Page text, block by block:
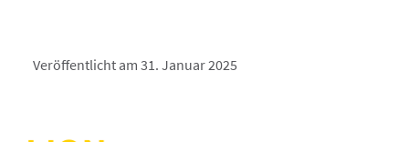
Veröffentlicht am 31. Januar 2025